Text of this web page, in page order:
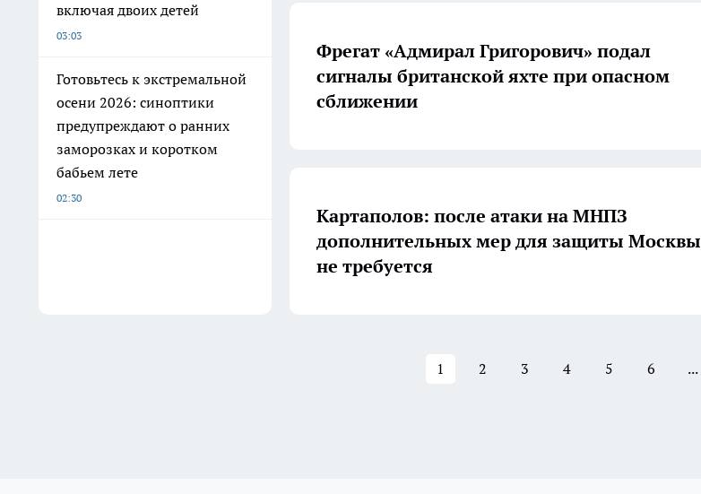
включая двоих детей
03:03
Готовьтесь к экстремальной
осени 2026: синоптики
предупреждают о ранних
заморозках и коротком
бабьем лете
02:30
Фрегат «Адмирал Григорович» подал
сигналы британской яхте при опасном
сближении
Картаполов: после атаки на МНПЗ
дополнительных мер для защиты Москвы
не требуется
1 2 3 4 5 6 ...